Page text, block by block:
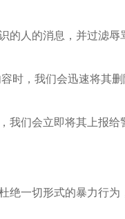
的人的消息，并过滤辱
时，我们会迅速将其删
我们会立即将其上报给
绝一切形式的暴力行为